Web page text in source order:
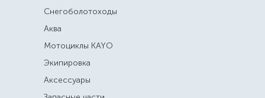
Снегоболотоходы
Аква
Мотоциклы KAYO
Экипировка
Аксессуары